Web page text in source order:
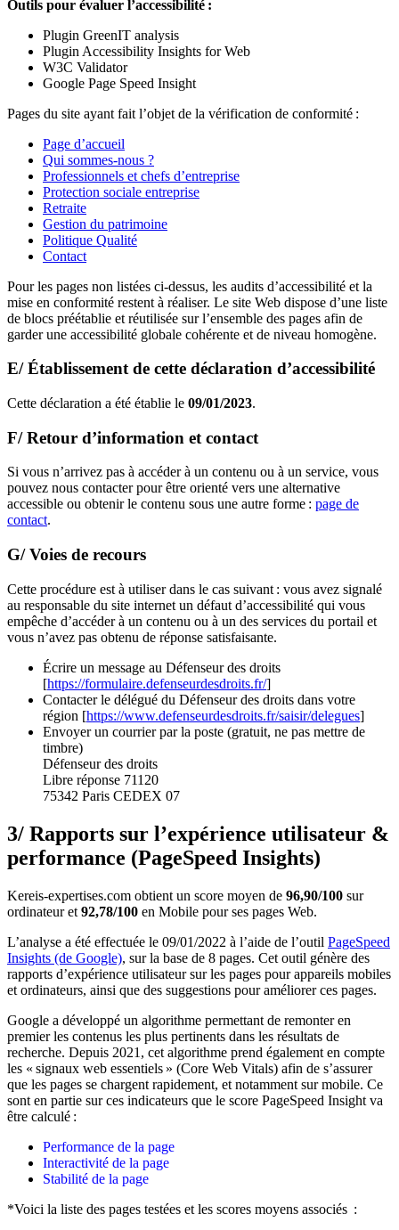
Outils pour évaluer l’accessibilité :
Plugin GreenIT analysis
Plugin Accessibility Insights for Web
W3C Validator
Google Page Speed Insight
Pages du site ayant fait l’objet de la vérification de conformité :
Page d’accueil
Qui sommes-nous ?
Professionnels et chefs d’entreprise
Protection sociale entreprise
Retraite
Gestion du patrimoine
Politique Qualité
Contact
Pour les pages non listées ci-dessus, les audits d’accessibilité et la
mise en conformité restent à réaliser. Le site Web dispose d’une liste
de blocs préétablie et réutilisée sur l’ensemble des pages afin de
garder une accessibilité globale cohérente et de niveau homogène.
E/ Établissement de cette déclaration d’accessibilité
Cette déclaration a été établie le 09/01/2023.
F/ Retour d’information et contact
Si vous n’arrivez pas à accéder à un contenu ou à un service, vous
pouvez nous contacter pour être orienté vers une alternative
accessible ou obtenir le contenu sous une autre forme : page de
contact.
G/ Voies de recours
Cette procédure est à utiliser dans le cas suivant : vous avez signalé
au responsable du site internet un défaut d’accessibilité qui vous
empêche d’accéder à un contenu ou à un des services du portail et
vous n’avez pas obtenu de réponse satisfaisante.
Écrire un message au Défenseur des droits
[https://formulaire.defenseurdesdroits.fr/]
Contacter le délégué du Défenseur des droits dans votre
région [https://www.defenseurdesdroits.fr/saisir/delegues]
Envoyer un courrier par la poste (gratuit, ne pas mettre de
timbre)
Défenseur des droits
Libre réponse 71120
75342 Paris CEDEX 07
3/ Rapports sur l’expérience utilisateur &
performance (PageSpeed Insights)
Kereis-expertises.com obtient un score moyen de 96,90/100 sur
ordinateur et 92,78/100 en Mobile pour ses pages Web.
L’analyse a été effectuée le 09/01/2022 à l’aide de l’outil PageSpeed
Insights (de Google), sur la base de 8 pages. Cet outil génère des
rapports d’expérience utilisateur sur les pages pour appareils mobiles
et ordinateurs, ainsi que des suggestions pour améliorer ces pages.
Google a développé un algorithme permettant de remonter en
premier les contenus les plus pertinents dans les résultats de
recherche. Depuis 2021, cet algorithme prend également en compte
les « signaux web essentiels » (Core Web Vitals) afin de s’assurer
que les pages se chargent rapidement, et notamment sur mobile. Ce
sont en partie sur ces indicateurs que le score PageSpeed Insight va
être calculé :
Performance de la page
Interactivité de la page
Stabilité de la page
*Voici la liste des pages testées et les scores moyens associés :